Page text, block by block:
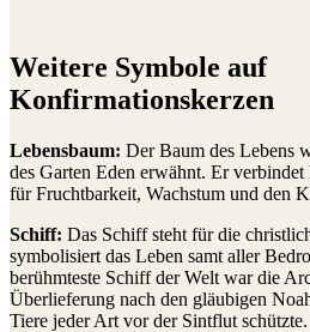
Weitere Symbole auf
Konfirmationskerzen
Lebensbaum: Der Baum des Lebens
des Garten Eden erwähnt. Er
für Fruchtbarkeit, Wachstum und den
Schiff: Das Schiff steht für die
symbolisiert das Leben samt aller
berühmteste Schiff der Welt war die
Überlieferung nach den gläubigen
Tiere jeder Art vor der Sintflut schützte.